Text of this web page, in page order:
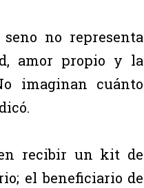
no representa
amor propio y la
imaginan cuánto
recibir un kit de
el beneficiario de